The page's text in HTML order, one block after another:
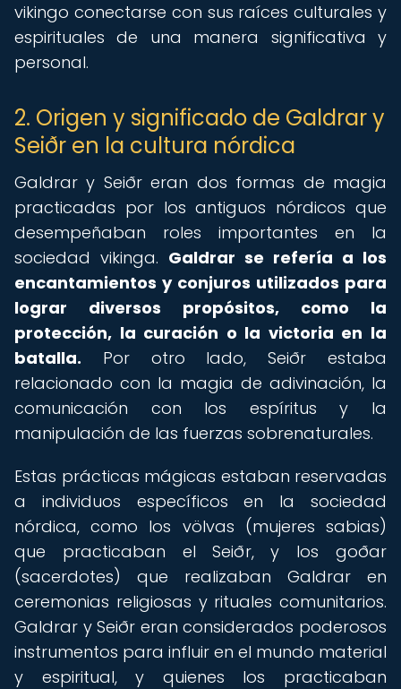
vikingo conectarse con sus raíces culturales y
espirituales de una manera significativa y
personal.
2. Origen y significado de Galdrar y
Seiðr en la cultura nórdica
Galdrar y Seiðr eran dos formas de magia
practicadas por los antiguos nórdicos que
desempeñaban roles importantes en la
sociedad vikinga. Galdrar se refería a los
encantamientos y conjuros utilizados para
lograr diversos propósitos, como la
protección, la curación o la victoria en la
batalla. Por otro lado, Seiðr estaba
relacionado con la magia de adivinación, la
comunicación con los espíritus y la
manipulación de las fuerzas sobrenaturales.
Estas prácticas mágicas estaban reservadas
a individuos específicos en la sociedad
nórdica, como los völvas (mujeres sabias)
que practicaban el Seiðr, y los goðar
(sacerdotes) que realizaban Galdrar en
ceremonias religiosas y rituales comunitarios.
Galdrar y Seiðr eran considerados poderosos
instrumentos para influir en el mundo material
y espiritual, y quienes los practicaban